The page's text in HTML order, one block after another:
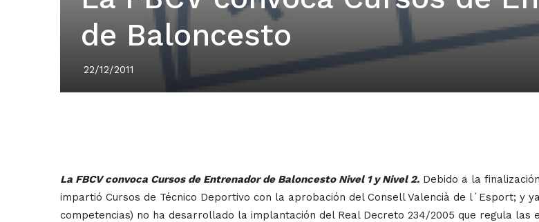
de Baloncesto
22/12/2011
La FBCV convoca Cursos de Entrenador de Baloncesto Nivel 1 y Nivel 2.Debido a la
impartió Cursos de Técnico Deportivo con la aprobación del Consell Valencià de l´Esport; y
competencias) no ha desarrollado la implantación del Real Decreto 234/2005 que regula las